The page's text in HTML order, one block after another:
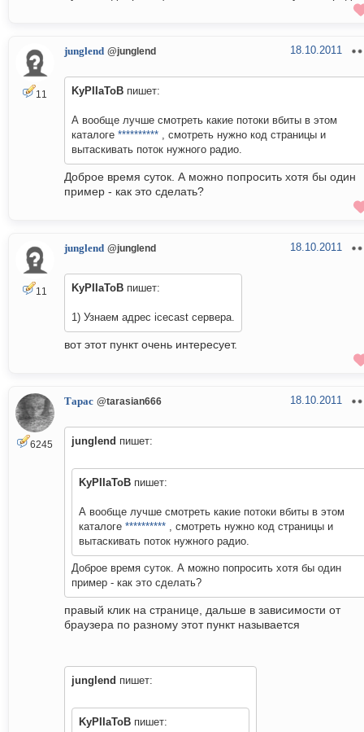
11
junglend @junglend 18.10.2011
KyPIIaToB пишет:
А вообще лучше смотреть какие потоки вбиты в этом
каталоге ********** , смотреть нужно код страницы и
вытаскивать поток нужного радио.
Доброе время суток. А можно попросить хотя бы один
пример - как это сделать?
11
junglend @junglend 18.10.2011
KyPIIaToB пишет:
1) Узнаем адрес icecast сервера.
вот этот пункт очень интересует.
6245
Тарас @tarasian666 18.10.2011
junglend пишет:
KyPIIaToB пишет:
А вообще лучше смотреть какие потоки вбиты в этом
каталоге ********** , смотреть нужно код страницы и
вытаскивать поток нужного радио.
Доброе время суток. А можно попросить хотя бы один
пример - как это сделать?
правый клик на странице, дальше в зависимости от
браузера по разному этот пункт называется
junglend пишет:
KyPIIaToB пишет: